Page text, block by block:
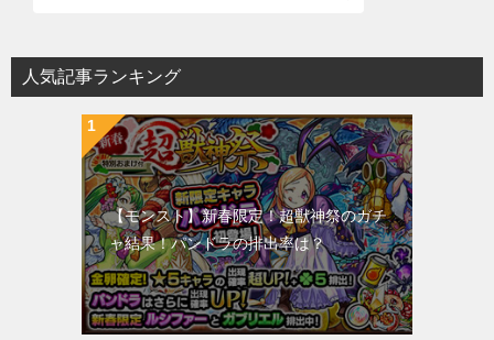
人気記事ランキング
【モンスト】新春限定！超獣神祭のガチ
ャ結果！パンドラの排出率は？